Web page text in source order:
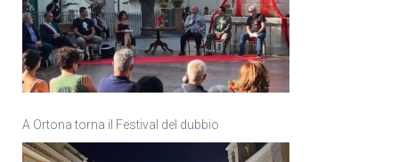
A Ortona torna il Festival del dubbio